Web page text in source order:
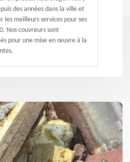
des années dans la ville et
les meilleurs services pour ses
Nos couvreurs sont
pour une mise en œuvre à la